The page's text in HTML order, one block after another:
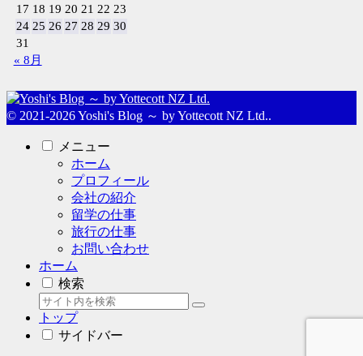
17 18 19 20 21 22 23
24 25 26 27 28 29 30
31
« 8月
© 2021-2026 Yoshi's Blog ～ by Yottecott NZ Ltd..
メニュー
ホーム
プロフィール
会社の紹介
留学の仕事
旅行の仕事
お問い合わせ
ホーム
検索
トップ
サイドバー